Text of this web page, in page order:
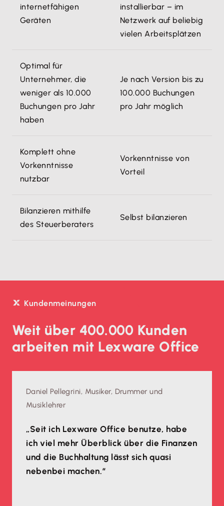
internetfähigen
Geräten
installierbar – im
Netzwerk auf beliebig
vielen Arbeitsplätzen
Optimal für
Unternehmer, die
weniger als 10.000
Buchungen pro Jahr
haben
Je nach Version bis zu
100.000 Buchungen
pro Jahr möglich
Komplett ohne
Vorkenntnisse
nutzbar
Vorkenntnisse von
Vorteil
Bilanzieren mithilfe
des Steuerberaters
Selbst bilanzieren
Kundenmeinungen
Weit über 400.000 Kunden
arbeiten mit Lexware Office
Daniel Pellegrini, Musiker, Drummer und
Musiklehrer
„Seit ich Lexware Office benutze, habe
ich viel mehr Überblick über die Finanzen
und die Buchhaltung lässt sich quasi
nebenbei machen.“